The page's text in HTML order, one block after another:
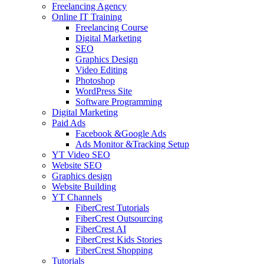
Freelancing Agency
Online IT Training
Freelancing Course
Digital Marketing
SEO
Graphics Design
Video Editing
Photoshop
WordPress Site
Software Programming
Digital Marketing
Paid Ads
Facebook &Google Ads
Ads Monitor &Tracking Setup
YT Video SEO
Website SEO
Graphics design
Website Building
YT Channels
FiberCrest Tutorials
FiberCrest Outsourcing
FiberCrest AI
FiberCrest Kids Stories
FiberCrest Shopping
Tutorials